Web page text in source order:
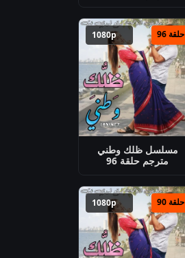
حلقة 96 1080p
مسلسل ظلك وطني
مترجم حلقة 96
حلقة 90 1080p